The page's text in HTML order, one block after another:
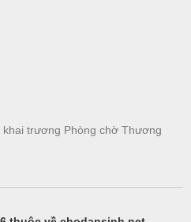
khai trương Phòng chờ Thương